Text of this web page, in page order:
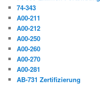
74-343
A00-211
A00-212
A00-250
A00-260
A00-270
A00-281
AB-731 Zertifizierung